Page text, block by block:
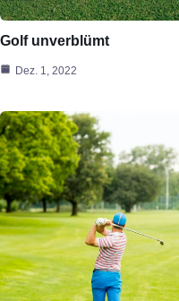
Golf unverblümt
Dez. 1, 2022